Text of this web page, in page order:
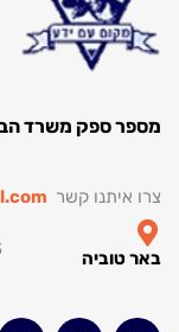
משרד הביטחון 11002533
קשרgevazin1@gmail.com